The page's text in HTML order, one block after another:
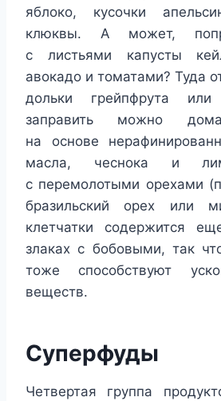
яблоко, кусочки
клюквы. А может,
с листьями капусты
авокадо и томатами? Туда
дольки грейпфрута
заправить можно
на основе
масла, чеснока и
с перемолотыми орехами
бразильский орех или
клетчатки содержится
злаках с бобовыми, так
тоже способствуют
веществ.
Суперфуды
Четвертая группа